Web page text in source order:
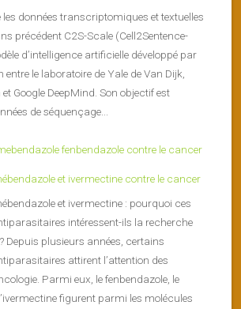
données transcriptomiques et textuelles
précédent C2S-Scale (Cell2Sentence-
d’intelligence artificielle développé par
le laboratoire de Yale de Van Dijk,
Google DeepMind. Son objectif est
de séquençage...
et ivermectine contre le cancer
et ivermectine : pourquoi ces
intéressent-ils la recherche
Depuis plusieurs années, certains
attirent l’attention des
Parmi eux, le fenbendazole, le
figurent parmi les molécules